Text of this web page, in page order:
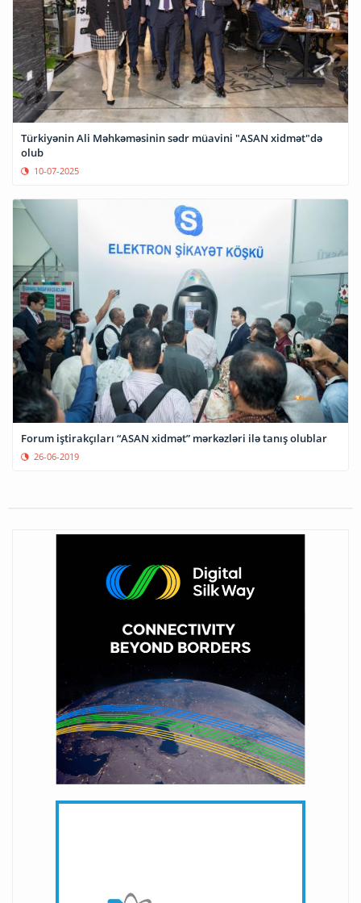
Türkiyənin Ali Məhkəməsinin sədr müavini "ASAN xidmət"də
olub
10-07-2025
Forum iştirakçıları “ASAN xidmət” mərkəzləri ilə tanış olublar
26-06-2019